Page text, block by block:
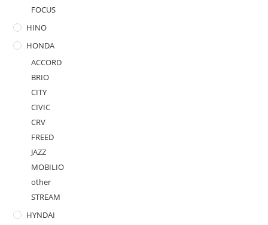
FOCUS
HINO
HONDA
ACCORD
BRIO
CITY
CIVIC
CRV
FREED
JAZZ
MOBILIO
other
STREAM
HYNDAI